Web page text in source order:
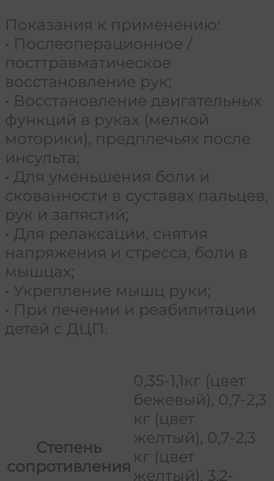
Показания к применению:
• Послеоперационное /
посттравматическое
восстановление рук;
• Восстановление двигательных
функций в руках (мелкой
моторики), предплечьях после
инсульта;
• Для уменьшения боли и
скованности в суставах пальцев,
рук и запястий;
• Для релаксации, снятия
напряжения и стресса, боли в
мышцах;
• Укрепление мышц руки;
• При лечении и реабилитации
детей с ДЦП.
Степень
сопротивления
0,35-1,1кг (цвет
бежевый), 0,7-2,3
кг (цвет
желтый), 0,7-2,3
кг (цвет
желтый), 3,2-